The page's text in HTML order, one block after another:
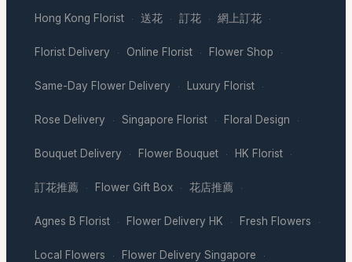
Hong Kong Florist · 送花 · 訂花 · 網上訂花 ·
Florist Delivery · Online Florist · Flower Shop ·
Same-Day Flower Delivery · Luxury Florist ·
Rose Delivery · Singapore Florist · Floral Design ·
Bouquet Delivery · Flower Bouquet · HK Florist ·
訂花推薦 · Flower Gift Box · 花店推薦 ·
Agnes B Florist · Flower Delivery HK · Fresh Flowers ·
Local Flowers · Flower Delivery Singapore ·